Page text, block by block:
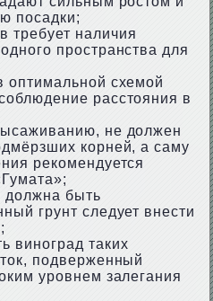
посадки;
требует наличия
пространства для
оптимальной схемой
расстояния в
не должен
корней, а саму
рекомендуется
должна быть
грунт следует внести
виноград таких
подверженный
уровнем залегания